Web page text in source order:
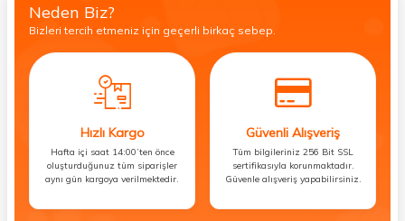
Neden Biz?
Bizleri tercih etmeniz için geçerli birkaç sebep.
Hızlı Kargo
Hafta içi saat 14:00’ten önce
oluşturduğunuz tüm siparişler
aynı gün kargoya verilmektedir.
Güvenli Alışveriş
Tüm bilgileriniz 256 Bit SSL
sertifikasıyla korunmaktadır.
Güvenle alışveriş yapabilirsiniz.